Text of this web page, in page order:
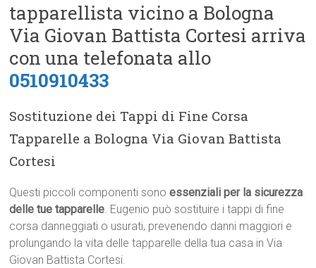
tapparellista vicino a Bologna
Via Giovan Battista Cortesi arriva
con una telefonata allo
0510910433
Sostituzione dei Tappi di Fine Corsa
Tapparelle a Bologna Via Giovan Battista
Cortesi
Questi piccoli componenti sonoessenziali per la sicurezza
delle tue tapparelle. Eugenio può sostituire i tappi di fine
corsa danneggiati o usurati, prevenendo danni maggiori e
prolungando la vita delle tapparelle della tua casa in Via
Giovan Battista Cortesi.